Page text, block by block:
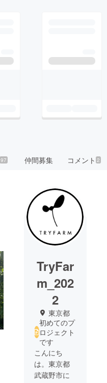
97 仲間募集 コメント2
TryFar
m_202
2
東京都
初めてのプ
ロジェクト
です
こんにち
は。東京都
武蔵野市に